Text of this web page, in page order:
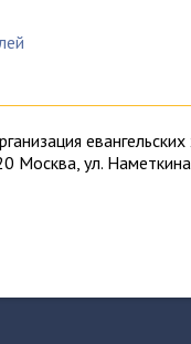
Москва, ул.
что верят христиане,
истории